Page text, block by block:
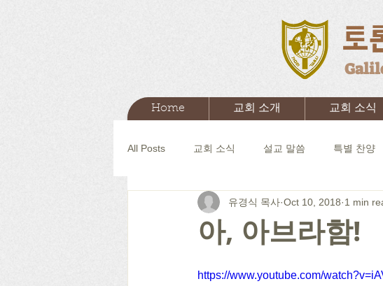
토
Home 교회 소개 교회 소식
All Posts 교회 소식 설교 말씀 특별 찬양
아, 아브라함!
유경식 목사 Oct 10, 2018 1 min
https://www.youtube.com/